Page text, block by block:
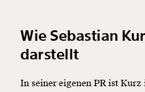
Wie Sebastian
darstellt
In seiner eigenen PR ist